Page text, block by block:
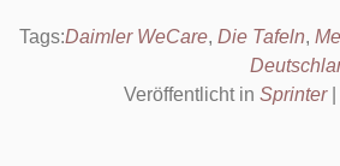
Tags:Daimler WeCare, Die Tafeln,
Veröffentlicht in Sprinter|